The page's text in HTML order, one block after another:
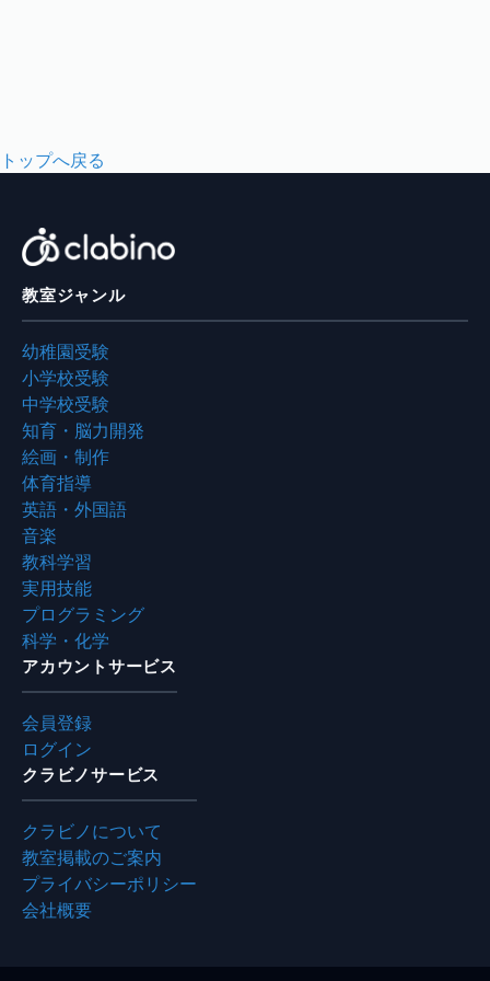
トップへ戻る
教室ジャンル
幼稚園受験
小学校受験
中学校受験
知育・脳力開発
絵画・制作
体育指導
英語・外国語
音楽
教科学習
実用技能
プログラミング
科学・化学
アカウントサービス
会員登録
ログイン
クラビノサービス
クラビノについて
教室掲載のご案内
プライバシーポリシー
会社概要